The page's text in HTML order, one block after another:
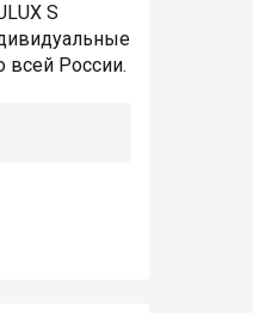
S
всей России.